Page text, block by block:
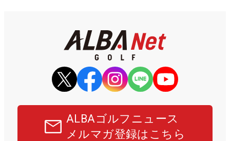
ALBAゴルフニュース
メルマガ登録はこちら